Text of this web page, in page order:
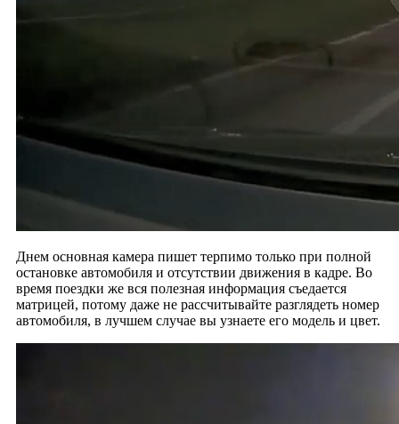
Днем основная камера пишет терпимо только при полной
остановке автомобиля и отсутствии движения в кадре. Во
время поездки же вся полезная информация съедается
матрицей, потому даже не рассчитывайте разглядеть номер
автомобиля, в лучшем случае вы узнаете его модель и цвет.